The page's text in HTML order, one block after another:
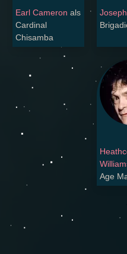
Earl Cameron als
Cardinal
Chisamba
Age